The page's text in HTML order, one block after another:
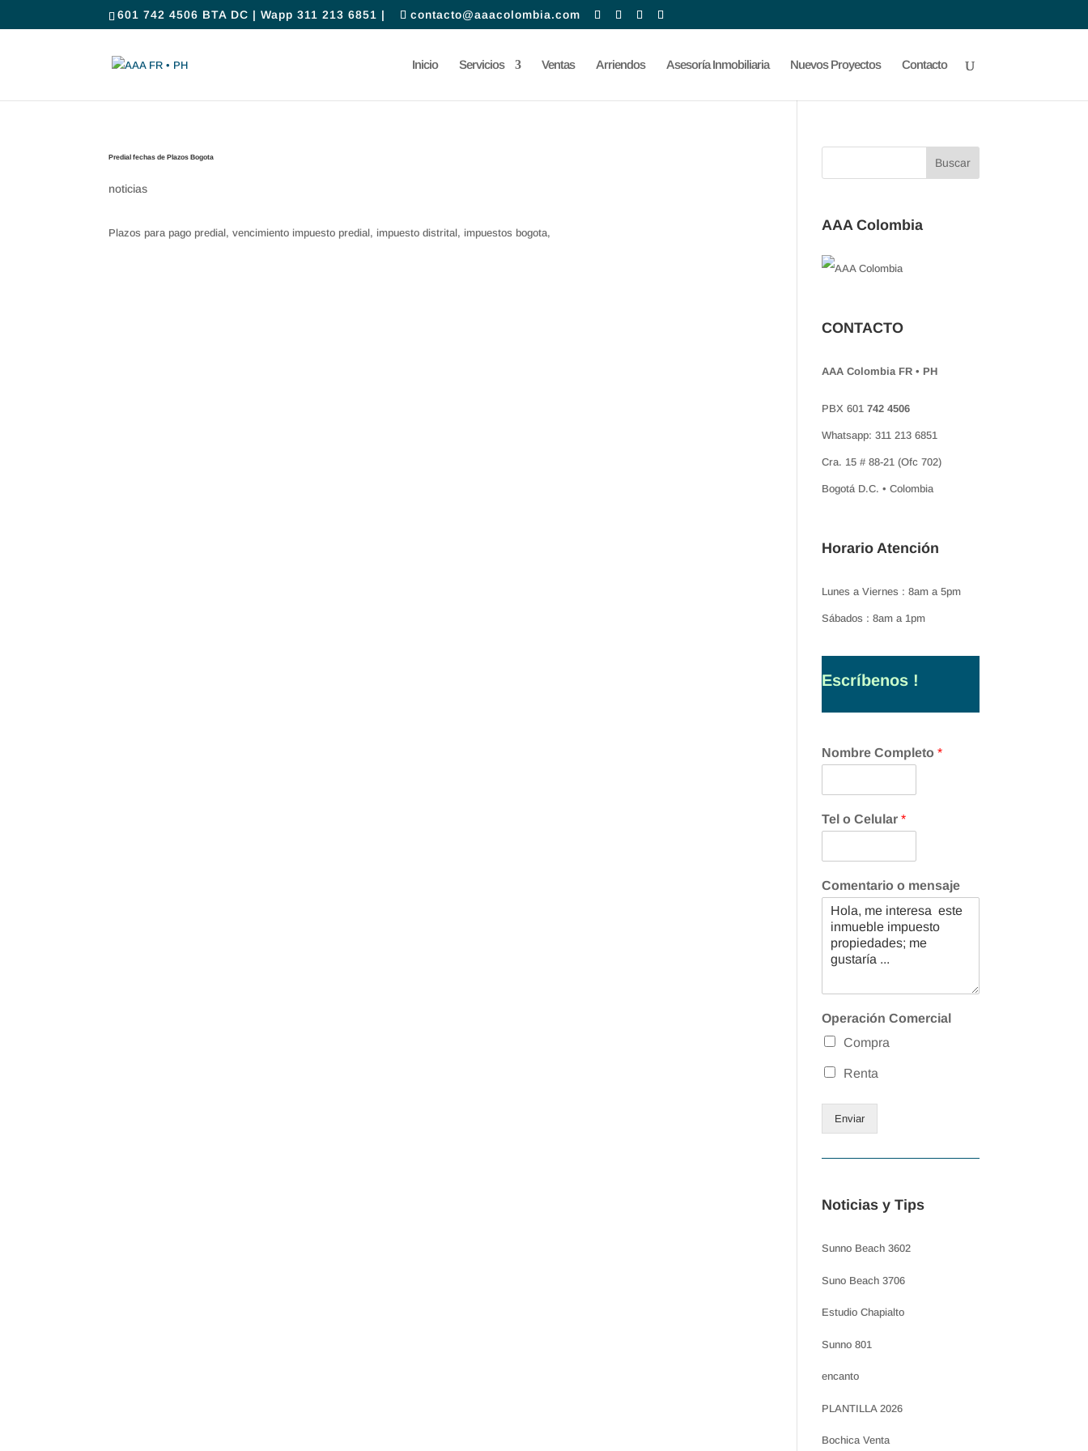
601 742 4506 BTA DC | Wapp 311 213 6851 | contacto@aaacolombia.com
Inicio Servicios Ventas Arriendos Asesoría Inmobiliaria Nuevos Proyectos Contacto
Predial fechas de Plazos Bogota
noticias
Plazos para pago predial, vencimiento impuesto predial, impuesto distrital, impuestos bogota, AAA Colombia
CONTACTO
AAA Colombia FR • PH
PBX 601742 4506
Whatsapp: 311 213 6851
Cra. 15 # 88-21 (Ofc 702)
Bogotá D.C. • Colombia
Horario Atención
Lunes a Viernes : 8am a 5pm
Sábados : 8am a 1pm
Escríbenos !
Nombre Completo*
Tel o Celular*
Comentario o mensaje
Operación Comercial
Compra
Renta
Enviar
Noticias y Tips
Sunno Beach 3602
Suno Beach 3706
Estudio Chapialto
Sunno 801
encanto
PLANTILLA 2026
Bochica Venta